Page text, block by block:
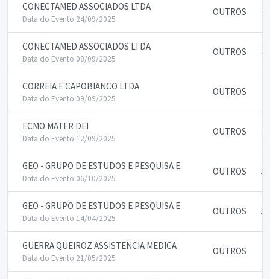
CONECTAMED ASSOCIADOS LTDA
Data do Evento 24/09/2025
OUTROS
CONECTAMED ASSOCIADOS LTDA
Data do Evento 08/09/2025
OUTROS
CORREIA E CAPOBIANCO LTDA
Data do Evento 09/09/2025
OUTROS
ECMO MATER DEI
Data do Evento 12/09/2025
OUTROS
GEO - GRUPO DE ESTUDOS E PESQUISA E
Data do Evento 06/10/2025
OUTROS
GEO - GRUPO DE ESTUDOS E PESQUISA E
Data do Evento 14/04/2025
OUTROS
GUERRA QUEIROZ ASSISTENCIA MEDICA
Data do Evento 21/05/2025
OUTROS